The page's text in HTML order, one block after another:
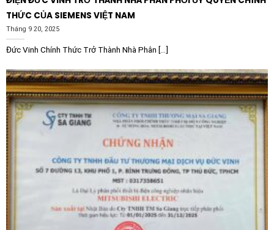
THỨC CỦA SIEMENS VIỆT NAM
Tháng 9 20, 2025
Đức Vinh Chính Thức Trở Thành Nhà Phân [...]